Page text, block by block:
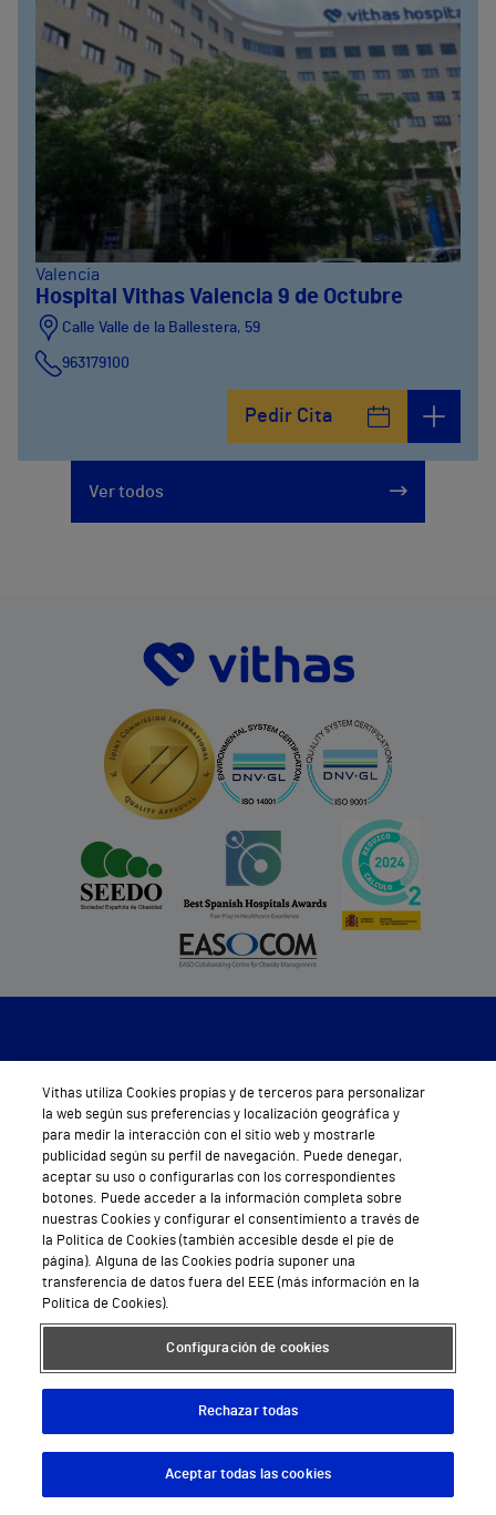
Valencia
Hospital Vithas Valencia 9 de Octubre
Calle Valle de la Ballestera, 59
963179100
Pedir Cita
Ver todos
Urgencias
Síguenos
Descargar App
Vithas utiliza Cookies propias y de terceros para personalizar
la web según sus preferencias y localización geográfica y
para medir la interacción con el sitio web y mostrarle
publicidad según su perfil de navegación. Puede denegar,
aceptar su uso o configurarlas con los correspondientes
botones. Puede acceder a la información completa sobre
nuestras Cookies y configurar el consentimiento a través de
la Política de Cookies (también accesible desde el pie de
página). Alguna de las Cookies podría suponer una
transferencia de datos fuera del EEE (más información en la
Política de Cookies).
Configuración de cookies
Rechazar todas
Aceptar todas las cookies